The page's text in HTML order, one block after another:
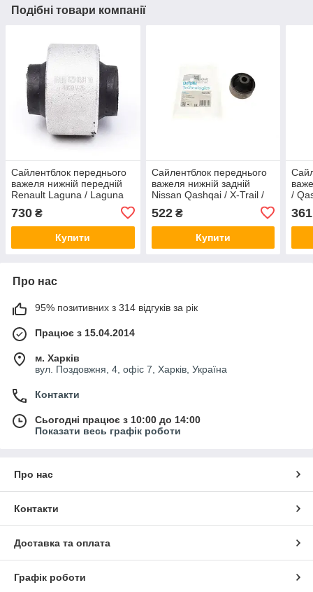
Подібні товари компанії
Сайлентблок переднього
важеля нижній передній
Renault Laguna / Laguna
829038110
730 ₴
Купити
Сайлентблок переднього
важеля нижній задній
Nissan Qashqai / X-Trail /
Renault Koleos 07- Delphi
TD835W
522₴
Купити
/
361
Про нас
95% позитивних з 314 відгуків за рік
Працює з 15.04.2014
м. Харків
вул. Поздовжня, 4, офіс 7, Харків, Україна
Контакти
Сьогодні працює з 10:00 до 14:00
Показати весь графік роботи
Про нас
Контакти
Доставка та оплата
Графік роботи